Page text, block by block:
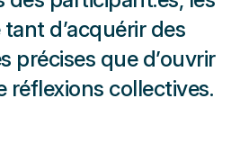
d’acquérir des
précises que d’ouvrir
réflexions collectives.